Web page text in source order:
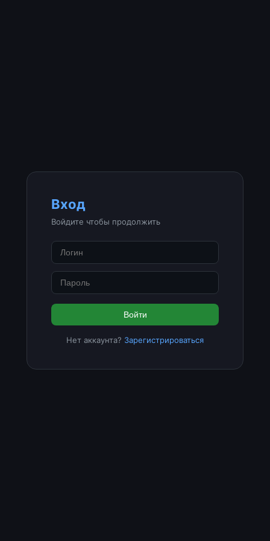
Вход
Войдите чтобы продолжить
Войти
Нет аккаунта? Зарегистрироваться